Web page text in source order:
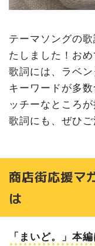
テーマソングの
たしました！おめ
歌詞には、ラベ
キーワードが多
ッチーなところ
歌詞にも、ぜひご
商店街応援マ
は
「まいど。」本